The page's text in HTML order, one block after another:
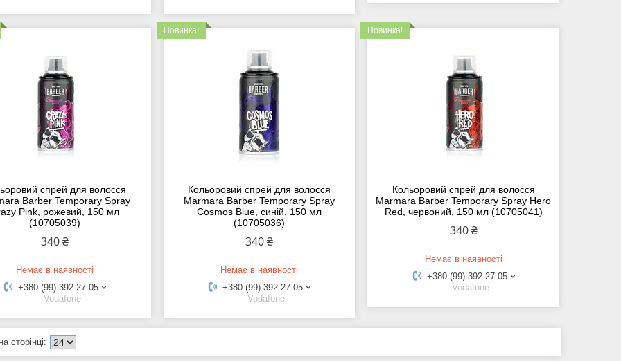
спрей для волосся
Barber Temporary Spray
Pink, рожевий, 150 мл
(10705039)
340 ₴
Немає в наявності
+380 (99) 392-27-05
Vodafone
Новинка!
Кольоровий спрей для волосся
Marmara Barber Temporary Spray
Cosmos Blue, синій, 150 мл
(10705036)
340 ₴
Немає в наявності
+380 (99) 392-27-05
Vodafone
Новинка!
Кольоровий спрей для волосся
Marmara Barber Temporary Spray Hero
Red, червоний, 150 мл (10705041)
340 ₴
Немає в наявності
+380 (99) 392-27-05
Vodafone